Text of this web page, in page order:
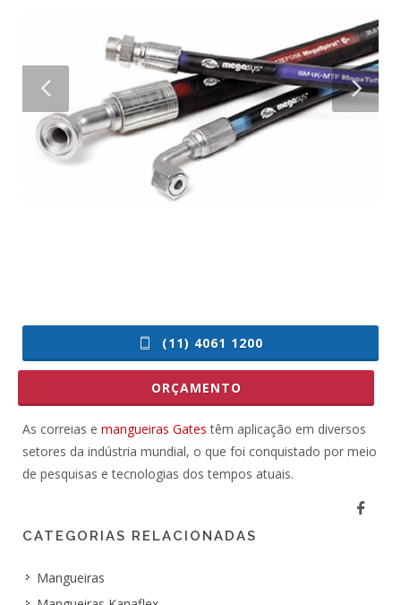
(11) 4061 1200
ORÇAMENTO
As correias e mangueiras Gates têm aplicação em diversos
setores da indústria mundial, o que foi conquistado por meio
de pesquisas e tecnologias dos tempos atuais.
CATEGORIAS RELACIONADAS
Mangueiras